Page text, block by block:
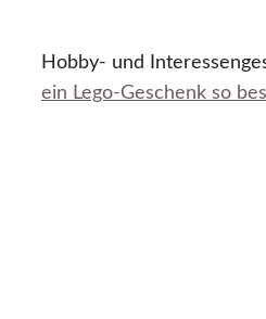
Hobby- und
ein Lego-Geschenk so